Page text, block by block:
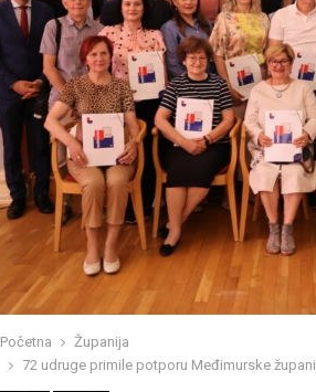
Početna
Županija
72 udruge primile potporu Međimurske